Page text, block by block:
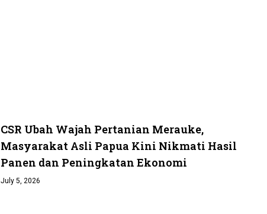
CSR Ubah Wajah Pertanian Merauke,
Masyarakat Asli Papua Kini Nikmati Hasil
Panen dan Peningkatan Ekonomi
July 5, 2026